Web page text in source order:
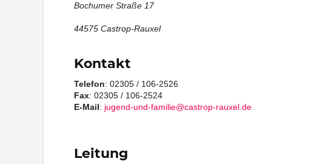
Bochumer Straße 17
44575 Castrop-Rauxel
Kontakt
Telefon: 02305 / 106-2526
Fax: 02305 / 106-2524
E-Mail: jugend-und-familie@castrop-rauxel.de
Leitung